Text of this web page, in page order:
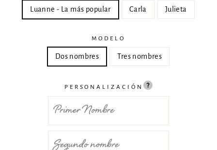
Luanne - La más popular Carla Julieta
MODELO
Dos nombres Tres nombres
PERSONALIZACIÓN